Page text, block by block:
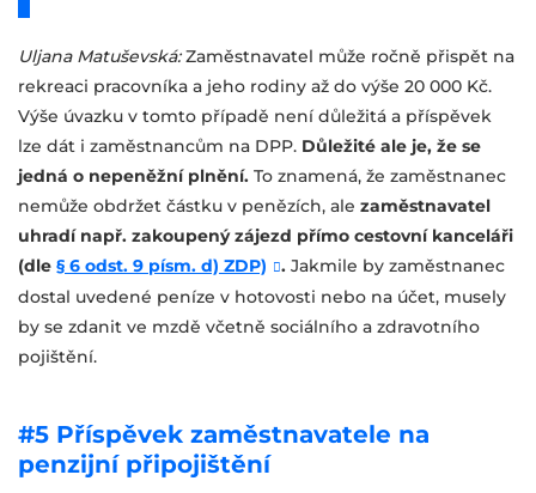
Uljana Matuševská:Zaměstnavatel může ročně přispět na
rekreaci pracovníka a jeho rodiny až do výše 20 000 Kč.
Výše úvazku v tomto případě není důležitá a příspěvek
lze dát i zaměstnancům na DPP. Důležité ale je, že se
jedná o nepeněžní plnění. To znamená, že zaměstnanec
nemůže obdržet částku v penězích, ale zaměstnavatel
uhradí např. zakoupený zájezd přímo cestovní kanceláři
(dle § 6 odst. 9 písm. d) ZDP) . Jakmile by zaměstnanec
dostal uvedené peníze v hotovosti nebo na účet, musely
by se zdanit ve mzdě včetně sociálního a zdravotního
pojištění.
#5 Příspěvek zaměstnavatele na
penzijní připojištění